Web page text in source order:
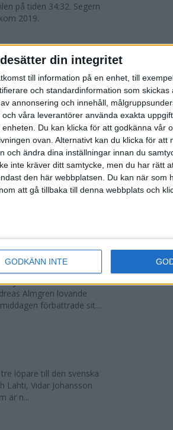
din integritet
till information på en enhet, till
och standardinformation som skickas
annonsering och innehåll,
våra leverantörer använda exakta
Du kan klicka för att godkänna vår
ovan. Alternativt kan du klicka för att
och ändra dina inställningar innan du
inte kräver ditt samtycke, men du har rätt
den här webbplatsen. Du kan när som
att gå tillbaka till denna webbplats och
GODKÄNN INTE
på tiden 34:32. Segern
2019.
adidas
avgjordes i
väldigt lite vind. Totalt
sta...
äldsta och största
på Stockholms
formen
den 13-21
Almgren lovande
förbättrade sit...
löpare till den svenska
Lahti, Vidar Johansson
är n...